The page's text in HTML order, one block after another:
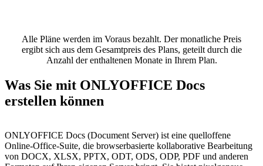
Alle Pläne werden im Voraus bezahlt. Der monatliche Preis
ergibt sich aus dem Gesamtpreis des Plans, geteilt durch die
Anzahl der enthaltenen Monate in Ihrem Plan.
Was Sie mit ONLYOFFICE Docs
erstellen können
ONLYOFFICE Docs (Document Server) ist eine quelloffene
Online-Office-Suite, die browserbasierte kollaborative Bearbeitung
von DOCX, XLSX, PPTX, ODT, ODS, ODP, PDF und anderen